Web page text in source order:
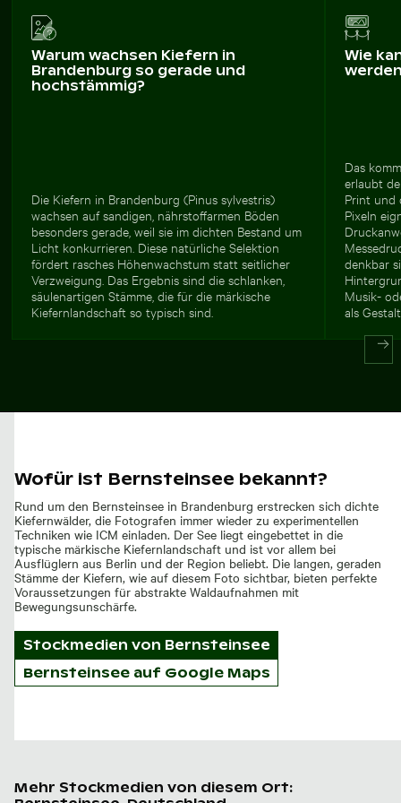
Warum wachsen Kiefern in
Brandenburg so gerade und
hochstämmig?
Die Kiefern in Brandenburg (Pinus sylvestris)
wachsen auf sandigen, nährstoffarmen Böden
besonders gerade, weil sie im dichten Bestand um
Licht konkurrieren. Diese natürliche Selektion
fördert rasches Höhenwachstum statt seitlicher
Verzweigung. Das Ergebnis sind die schlanken,
säulenartigen Stämme, die für die märkische
Kiefernlandschaft so typisch sind.
Wie
Das
erlaubt
Print und
Pixeln
denkbar
Musik-
als
Wofür ist Bernsteinsee bekannt?
Rund um den Bernsteinsee in Brandenburg erstrecken sich dichte
Kiefernwälder, die Fotografen immer wieder zu experimentellen
Techniken wie ICM einladen. Der See liegt eingebettet in die
typische märkische Kiefernlandschaft und ist vor allem bei
Ausflüglern aus Berlin und der Region beliebt. Die langen, geraden
Stämme der Kiefern, wie auf diesem Foto sichtbar, bieten perfekte
Voraussetzungen für abstrakte Waldaufnahmen mit
Bewegungsunschärfe.
Stockmedien von Bernsteinsee
Bernsteinsee auf Google Maps
Mehr Stockmedien von diesem Ort: